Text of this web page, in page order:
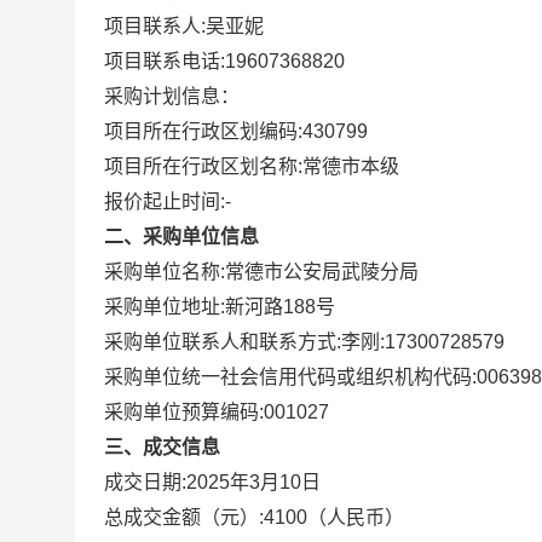
项目联系人:吴亚妮
项目联系电话:19607368820
采购计划信息：
项目所在行政区划编码:430799
项目所在行政区划名称:常德市本级
报价起止时间:-
二、采购单位信息
采购单位名称:常德市公安局武陵分局
采购单位地址:新河路188号
采购单位联系人和联系方式:李刚:17300728579
采购单位统一社会信用代码或组织机构代码:
采购单位预算编码:001027
三、成交信息
成交日期:2025年3月10日
总成交金额（元）:4100 （人民币）